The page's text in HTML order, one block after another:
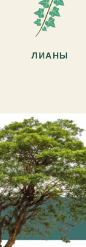
ЛИАНЫ